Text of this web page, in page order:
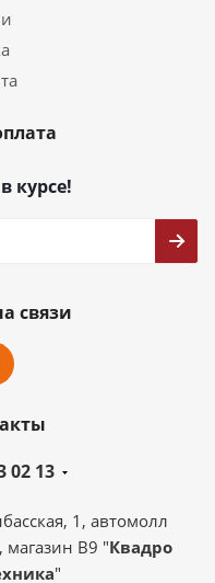
курсе!
связи
02 13
1, автомолл
магазин В9 "Квадро
"